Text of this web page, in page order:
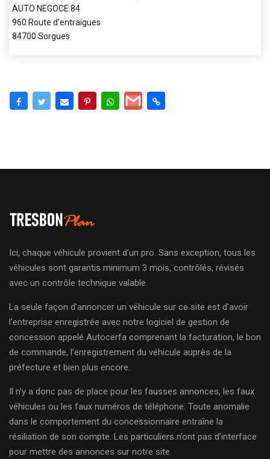
AUTO NEGOCE 84
960 Route d'entraigues
84700 Sorgues
Ici, chaque véhicule provient d’un pro. Sans exception, tous les
véhicules sont garantis minimum 3 mois, contrôlés, révisés
avec un contrôle technique valable.
La seule façon d’annoncer un véhicule sur ce site est d’avoir
l’entreprise enregistrée avec notre logiciel de gestion de
concession appelé Autocerfa comprenant la facturation, le bon
de commande, l’enregistrement du véhicule auprès de la
préfecture et bien plus encore.
Il n’y a donc pas de place pour les fausses annonces, les faux
véhicules ou les faux numéros de téléphone. Toute anomalie
dans le comportement du concessionnaire entraîne la
résiliation de son compte. Les particuliers n’ont pas d’interface
pour mettre des annonces sur notre site.